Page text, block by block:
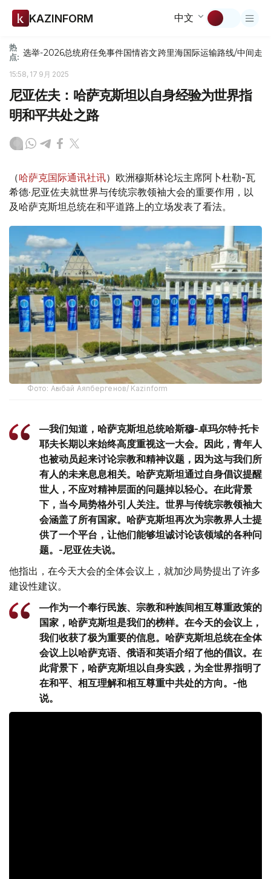
KAZINFORM 中文
热
点: 选举-2026总统府任免事件国情咨文跨里海国际运输路线/中间走廊
15:58, 17 9月 2025
尼亚佐夫：哈萨克斯坦以自身经验为世界指
明和平共处之路
（哈萨克国际通讯社讯）欧洲穆斯林论坛主席阿卜杜勒-瓦
希德·尼亚佐夫就世界与传统宗教领袖大会的重要作用，以
及哈萨克斯坦总统在和平道路上的立场发表了看法。
Фото: Ағыбай Аяпбергенов/ Kazinform
—我们知道，哈萨克斯坦总统哈斯穆-卓玛尔特·托卡
耶夫长期以来始终高度重视这一大会。因此，青年人
也被动员起来讨论宗教和精神议题，因为这与我们所
有人的未来息息相关。哈萨克斯坦通过自身倡议提醒
世人，不应对精神层面的问题掉以轻心。在此背景
下，当今局势格外引人关注。世界与传统宗教领袖大
会涵盖了所有国家。哈萨克斯坦再次为宗教界人士提
供了一个平台，让他们能够坦诚讨论该领域的各种问
题。-尼亚佐夫说。
他指出，在今天大会的全体会议上，就加沙局势提出了许多
建设性建议。
—作为一个奉行民族、宗教和种族间相互尊重政策的
国家，哈萨克斯坦是我们的榜样。在今天的会议上，
我们收获了极为重要的信息。哈萨克斯坦总统在全体
会议上以哈萨克语、俄语和英语介绍了他的倡议。在
此背景下，哈萨克斯坦以自身实践，为全世界指明了
在和平、相互理解和相互尊重中共处的方向。-他
说。